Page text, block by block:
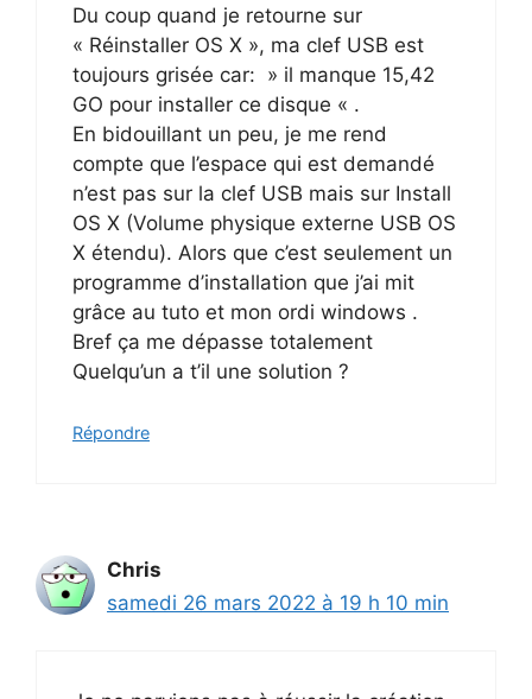
Du coup quand je retourne sur
« Réinstaller OS X », ma clef USB est
toujours grisée car: » il manque 15,42
GO pour installer ce disque « .
En bidouillant un peu, je me rend
compte que l’espace qui est demandé
n’est pas sur la clef USB mais sur Install
OS X (Volume physique externe USB OS
X étendu). Alors que c’est seulement un
programme d’installation que j’ai mit
grâce au tuto et mon ordi windows .
Bref ça me dépasse totalement
Quelqu’un a t’il une solution ?
Répondre
Chris
samedi 26 mars 2022 à 19 h 10 min